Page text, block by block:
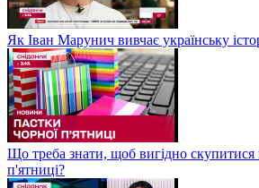
Як Іван Марунич вивчає українську
Що треба знати, щоб вигідно скупитися
п'ятниці?